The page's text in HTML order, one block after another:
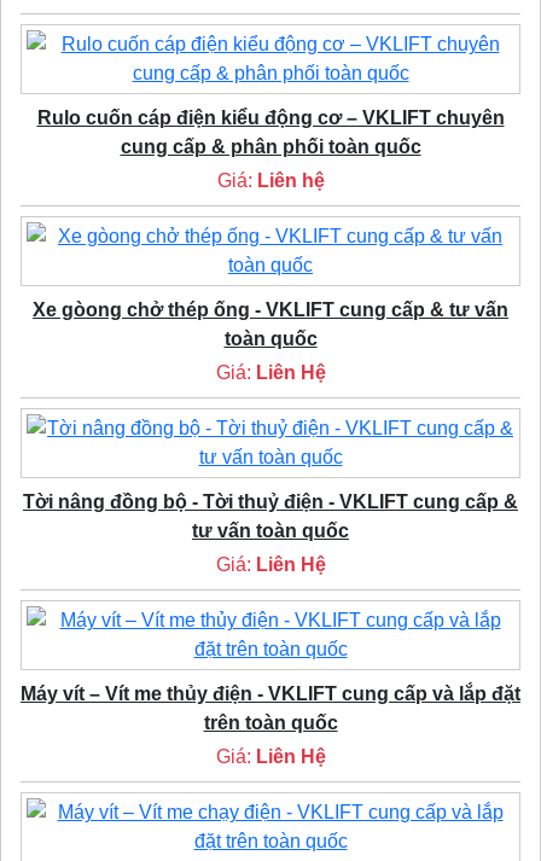
Rulo cuốn cáp điện kiểu động cơ – VKLIFT chuyên
cung cấp & phân phối toàn quốc
Giá: Liên hệ
Xe gòong chở thép ống - VKLIFT cung cấp & tư vấn
toàn quốc
Giá: Liên Hệ
Tời nâng đồng bộ - Tời thuỷ điện - VKLIFT cung cấp &
tư vấn toàn quốc
Giá: Liên Hệ
Máy vít – Vít me thủy điện - VKLIFT cung cấp và lắp đặt
trên toàn quốc
Giá: Liên Hệ